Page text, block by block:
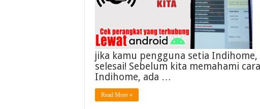
jika kamu pengguna setia
selesai! Sebelum kita memahami
Indihome, ada …
Read More »